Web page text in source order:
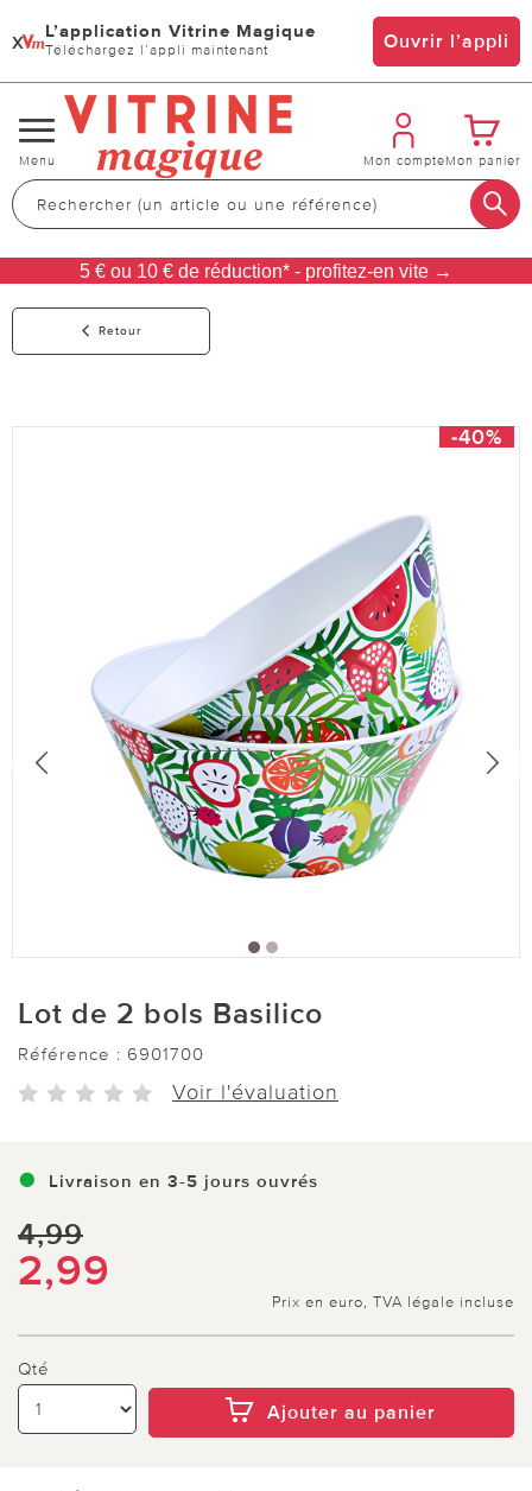
x L’application Vitrine Magique
Téléchargez l’appli maintenant Ouvrir l’appli
Changer
de
navigation
Menu Mon compteMon panier
5 € ou 10 € de réduction* - profitez-en vite →
Retour
-40%
Lot de 2 bols Basilico
Référence : 6901700
Voir l'évaluation
Livraison en 3-5 jours ouvrés
4,99
2,99
Prix en euro, TVA légale incluse
Qté
Ajouter au panier